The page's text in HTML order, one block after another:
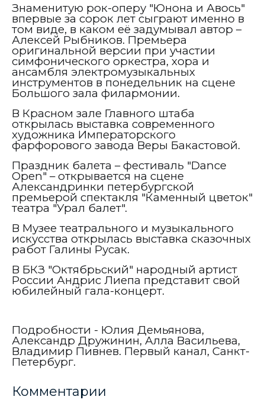
Знаменитую рок-оперу "Юнона и Авось"
впервые за сорок лет сыграют именно в
том виде, в каком её задумывал автор –
Алексей Рыбников. Премьера
оригинальной версии при участии
симфонического оркестра, хора и
ансамбля электромузыкальных
инструментов в понедельник на сцене
Большого зала филармонии.
В Красном зале Главного штаба
открылась выставка современного
художника Императорского
фарфорового завода Веры Бакастовой.
Праздник балета – фестиваль "Dance
Open" – открывается на сцене
Александринки петербургской
премьерой спектакля "Каменный цветок"
театра "Урал балет".
В Музее театрального и музыкального
искусства открылась выставка сказочных
работ Галины Русак.
В БКЗ "Октябрьский" народный артист
России Андрис Лиепа представит свой
юбилейный гала-концерт.
Подробности - Юлия Демьянова,
Александр Дружинин, Алла Васильева,
Владимир Пивнев. Первый канал, Санкт-
Петербург.
Комментарии